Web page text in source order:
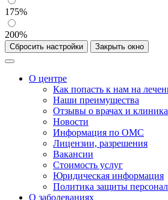
175%
200%
Сбросить настройки Закрыть окно
О центре
Как попасть к нам на
Наши преимущества
Отзывы о врачах и
Новости
Информация по ОМС
Лицензии, разрешения
Вакансии
Стоимость услуг
Юридическая информация
Политика защиты
О заболеваниях